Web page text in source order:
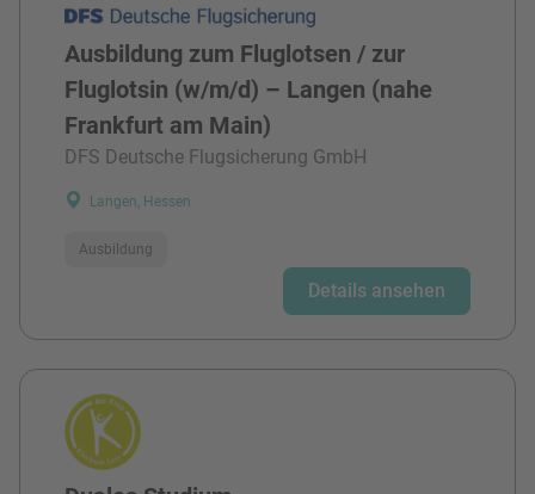
Ausbildung zum Fluglotsen / zur
Fluglotsin (w/m/d) – Langen (nahe
Frankfurt am Main)
DFS Deutsche Flugsicherung GmbH
Langen, Hessen
Ausbildung
Details ansehen